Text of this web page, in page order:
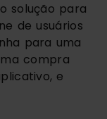
solução para
de usuários
para uma
compra
e